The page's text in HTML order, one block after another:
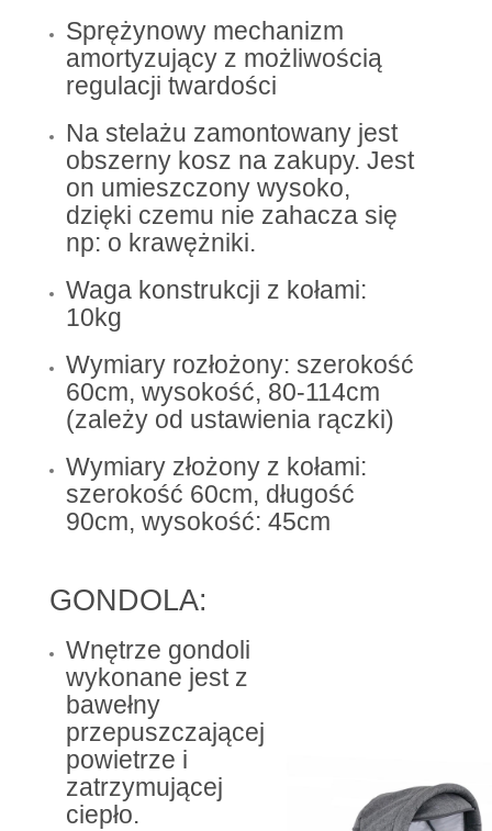
Sprężynowy mechanizm
amortyzujący z możliwością
regulacji twardości
Na stelażu zamontowany jest
obszerny kosz na zakupy. Jest
on umieszczony wysoko,
dzięki czemu nie zahacza się
np: o krawężniki.
Waga konstrukcji z kołami:
10kg
Wymiary rozłożony: szerokość
60cm, wysokość, 80-114cm
(zależy od ustawienia rączki)
Wymiary złożony z kołami:
szerokość 60cm, długość
90cm, wysokość: 45cm
GONDOLA:
Wnętrze gondoli
wykonane jest z
bawełny
przepuszczającej
powietrze i
zatrzymującej
ciepło.